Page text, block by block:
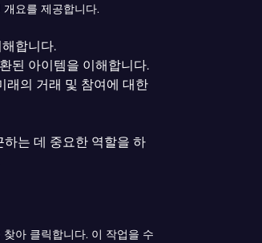
요를 제공합니다.
합니다.
된 아이템을 이해합니다.
의 거래 및 참여에 대한
는 데 중요한 역할을 하
아 클릭합니다. 이 작업을 수